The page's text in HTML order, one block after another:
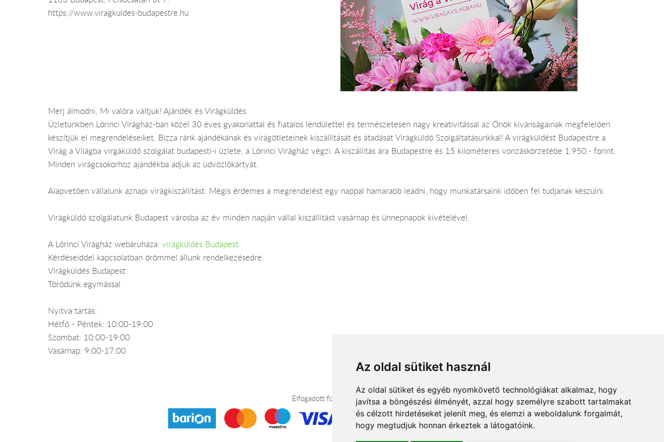
Az oldal sütiket használ
Az oldal sütiket és egyéb nyomkövető technológiákat alkalmaz, hogy
javítsa a böngészési élményét, azzal hogy személyre szabott tartalmakat
és célzott hirdetéseket jelenít meg, és elemzi a weboldalunk forgalmát,
hogy megtudjuk honnan érkeztek a látogatóink.
https://www.viragkuldes-budapestre.hu
Merj álmodni, Mi valóra váltjuk! Ajándék és Virágküldés
Üzletünkben Lőrinci Vírágház-ban közel 30 éves gyakorlattal és fiatalos lendülettel és természetesen nagy kreativitással az Önök kívánságainak megfelelően
készítjük el megrendeléseiket. Bízza ránk ajándékának és virágötleteinek kiszállítását és átadását Virágküldő Szolgáltatásunkkal! A virágküldést Budapestre a
Virág a Világba virgáküldő szolgálat budapesti-i üzlete, a Lőrinci Virágház végzi. A kiszállítás ára Budapestre és 15 kilométeres vonzáskörzetébe 1.950.- forint.
Minden virágcsokorhoz ajándékba adjuk az üdvözlőkártyát.
Alapvetően vállalunk aznapi virágkiszállítást. Mégis érdemes a megrendelést egy nappal hamarabb leadni, hogy munkatársaink időben fel tudjanak készülni.
Virágküldő szolgálatunk Budapest városba az év minden napján vállal kiszállítást vasárnap és ünnepnapok kivételével.
A Lőrinci Virágház webáruháza: virágküldés Budapest
Kérdéseiddel kapcsolatban örömmel állunk rendelkezésedre.
Virágküldés Budapest
Törődünk egymással
Nyitva tartás:
Hétfő - Péntek: 10:00-19:00
Szombat: 10:00-19:00
Vasárnap: 9:00-17:00
Elfogadott fizetési módok